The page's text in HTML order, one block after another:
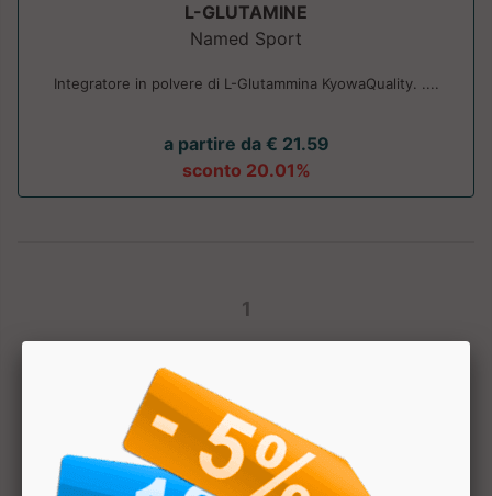
L-GLUTAMINE
Named Sport
Integratore in polvere di L-Glutammina KyowaQuality. ....
a partire da € 21.59
sconto 20.01%
1
Hai bisogno di aiuto? Chatta con noi